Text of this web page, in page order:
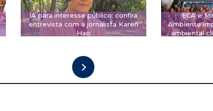
IA para interesse público: confira
entrevista com a jornalista Karen
Hao
ECA e
Ambiente
ambiental